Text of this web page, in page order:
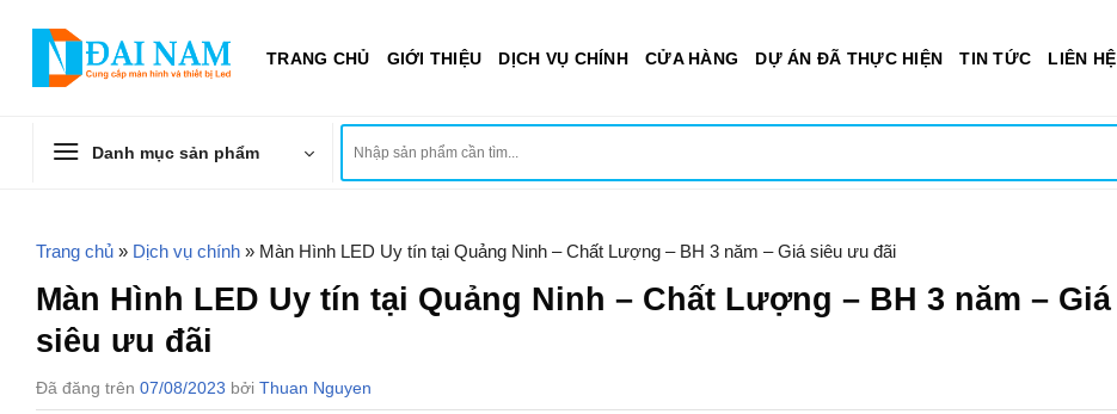
TRANG CHỦ GIỚI THIỆU DỊCH VỤ CHÍNH CỬA HÀNG DỰ ÁN ĐÃ THỰC HIỆN TIN TỨC LIÊN HỆ
Danh mục sản phẩm
kiếm:
Trang chủ » Dịch vụ chính » Màn Hình LED Uy tín tại Quảng Ninh – Chất Lượng – BH 3 năm – Giá siêu ưu đãi
Màn Hình LED Uy tín tại Quảng Ninh – Chất Lượng – BH 3 năm – Giá
siêu ưu đãi
Đã đăng trên 07/08/2023 bởi Thuan Nguyen